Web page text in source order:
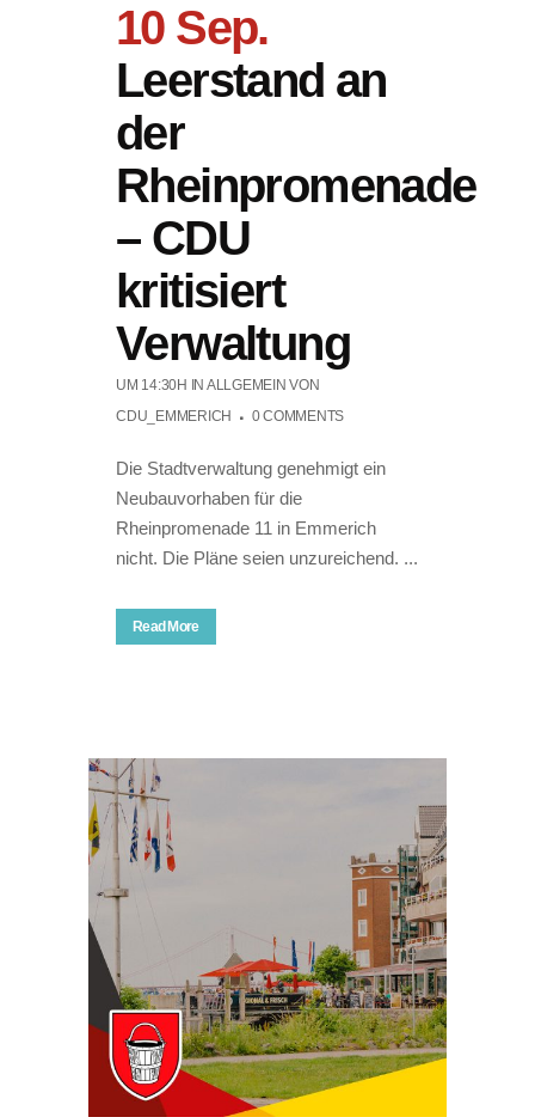
10 Sep.
Leerstand an
der
Rheinpromenade
– CDU
kritisiert
Verwaltung
UM 14:30H IN ALLGEMEINVON
CDU_EMMERICH
0 COMMENTS
Die Stadtverwaltung genehmigt ein
Neubauvorhaben für die
Rheinpromenade 11 in Emmerich
nicht. Die Pläne seien unzureichend. ...
Read More